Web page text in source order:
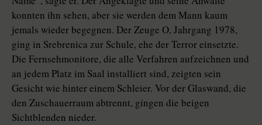
konnten ihn sehen, aber sie werden dem Mann kaum
jemals wieder begegnen. Der Zeuge O, Jahrgang 1978,
ging in Srebrenica zur Schule, ehe der Terror einsetzte.
Die Fernsehmonitore, die alle Verfahren aufzeichnen und
an jedem Platz im Saal installiert sind, zeigten sein
Gesicht wie hinter einem Schleier. Vor der Glaswand, die
den Zuschauerraum abtrennt, gingen die beigen
Sichtblenden nieder.